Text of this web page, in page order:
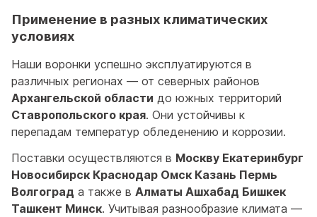
Применение в разных климатических
условиях
Наши воронки успешно эксплуатируются в
различных регионах — от северных районов
Архангельской области до южных территорий
Ставропольского края. Они устойчивы к
перепадам температур обледенению и коррозии.
Поставки осуществляются в Москву Екатеринбург
Новосибирск Краснодар Омск Казань Пермь
Волгоград а также в Алматы Ашхабад Бишкек
Ташкент Минск. Учитывая разнообразие климата —